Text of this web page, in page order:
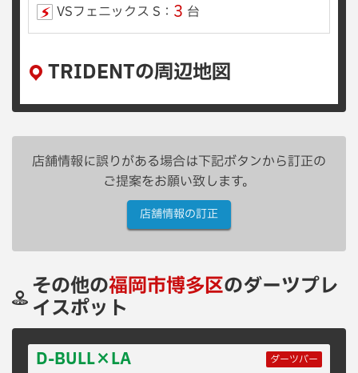
VSフェニックス S： 3 台
TRIDENTの周辺地図
店舗情報に誤りがある場合は下記ボタンから訂正の
ご提案をお願い致します。
店舗情報の訂正
その他の福岡市博多区のダーツプレ
イスポット
D-BULL×LA ダーツバー